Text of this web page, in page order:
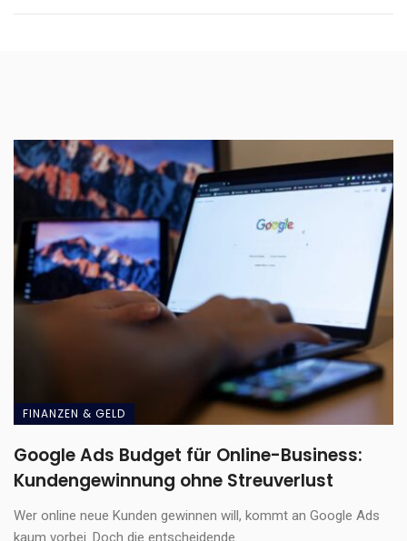
FINANZEN & GELD
Google Ads Budget für Online-Business:
Kundengewinnung ohne Streuverlust
Wer online neue Kunden gewinnen will, kommt an Google Ads
kaum vorbei. Doch die entscheidende ...